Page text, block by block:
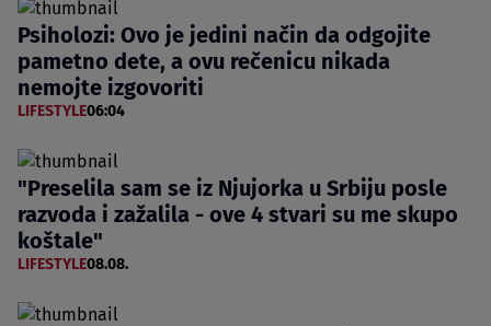
Psiholozi: Ovo je jedini način da odgojite
pametno dete, a ovu rečenicu nikada
nemojte izgovoriti
LIFESTYLE06:04
"Preselila sam se iz Njujorka u Srbiju posle
razvoda i zažalila - ove 4 stvari su me skupo
koštale"
LIFESTYLE08.08.